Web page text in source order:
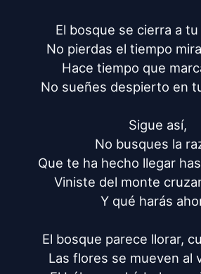
El bosque se cierra a
No pierdas el tiempo
Hace tiempo que
No sueñes despierto en
Sigue así,
No busques la
Que te ha hecho llegar
Viniste del monte
Y qué harás
El bosque parece llorar,
Las flores se mueven al